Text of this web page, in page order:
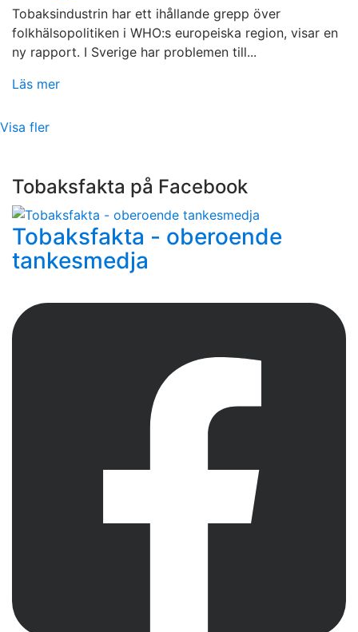
Tobaksindustrin har ett ihållande grepp över
folkhälsopolitiken i WHO:s europeiska region, visar en
ny rapport. I Sverige har problemen till...
Läs mer
Visa fler
Tobaksfakta på Facebook
Tobaksfakta - oberoende
tankesmedja